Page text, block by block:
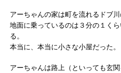
アーちゃんの家は町を流れるドブ川
地面に乗っているのは３分の１く
る。
本当に、本当に小さな小屋だった。
アーちゃんは路上（といっても玄